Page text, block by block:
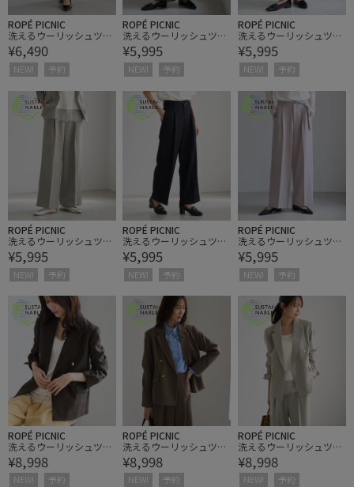
ROPÉ PICNIC
洗えるウーリッシュツイ
ルキルトスカート/低身
長・小柄さんサイズ有り
¥6,490
NEW! 予約
ROPÉ PICNIC
洗えるウーリッシュツイ
ルワイドパンツ/低身
長・小柄さんサイズ有り
¥5,995
NEW! 予約
ROPÉ PICNIC
洗えるウーリッシュツイ
ルワイドパンツ/低身
長・小柄さんサイズ有り
¥5,995
NEW! 予約
ROPÉ PICNIC
洗えるウーリッシュツイ
ルワイドパンツ/低身
長・小柄さんサイズ有り
¥5,995
NEW! 予約
ROPÉ PICNIC
洗えるウーリッシュツイ
ルワイドパンツ/低身
長・小柄さんサイズ有り
¥5,995
NEW! 予約
ROPÉ PICNIC
洗えるウーリッシュツイ
ルワイドパンツ/低身
長・小柄さんサイズ有り
¥5,995
NEW! 予約
ROPÉ PICNIC
洗えるウーリッシュツイ
ルジャケット/低身長・
小柄さんサイズ有り
¥8,998
NEW! 予約
ROPÉ PICNIC
洗えるウーリッシュツイ
ルジャケット/低身長・
小柄さんサイズ有り
¥8,998
NEW! 予約
ROPÉ PICNIC
洗えるウーリッシュツイ
ルジャケット/低身長・
小柄さんサイズ有り
¥8,998
NEW! 予約